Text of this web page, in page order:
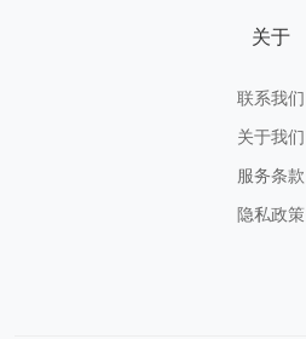
关于
联系我们
关于我们
服务条款
隐私政策